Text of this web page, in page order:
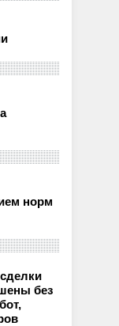
норм
без